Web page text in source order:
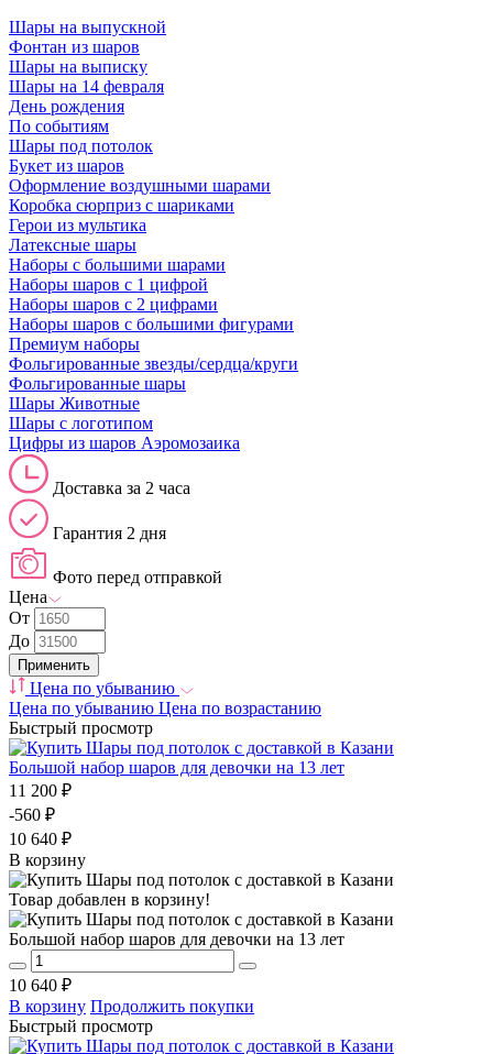
Шары на выпускной
Фонтан из шаров
Шары на выписку
Шары на 14 февраля
День рождения
По событиям
Шары под потолок
Букет из шаров
Оформление воздушными шарами
Коробка сюрприз с шариками
Герои из мультика
Латексные шары
Наборы с большими шарами
Наборы шаров с 1 цифрой
Наборы шаров с 2 цифрами
Наборы шаров с большими фигурами
Премиум наборы
Фольгированные звезды/сердца/круги
Фольгированные шары
Шары Животные
Шары с логотипом
Цифры из шаров Аэромозаика
Доставка за 2 часа
Гарантия 2 дня
Фото перед отправкой
Цена
От
До
Цена по убыванию
Цена по убыванию Цена по возрастанию
Быстрый просмотр
Большой набор шаров для девочки на 13 лет
11 200 ₽
-560 ₽
10 640 ₽
В корзину
Товар добавлен в корзину!
Большой набор шаров для девочки на 13 лет
10 640 ₽
В корзину Продолжить покупки
Быстрый просмотр